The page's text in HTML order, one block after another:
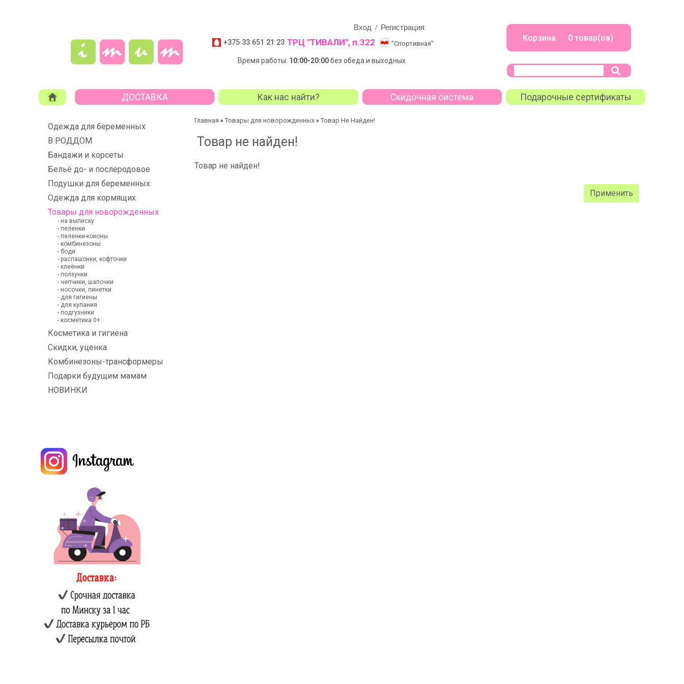
Вход / Регистрация
+375 33 651 21 23 ТРЦ "ТИВАЛИ", п.322 "Спортивная"
Время работы: 10:00-20:00без обеда и выходных
Корзина 0 товар(ов)
ДОСТАВКА Как нас найти? Скидочная система Подарочные сертификаты
Одежда для беременных
В РОДДОМ
Бандажи и корсеты
Бельё до- и послеродовое
Подушки для беременных
Одежда для кормящих
Товары для новорожденных
- на выписку
- пеленки
- пеленки-коконы
- комбинезоны
- боди
- распашонки, кофточки
- клеёнки
- ползунки
- чепчики, шапочки
- носочки, пинетки
- для гигиены
- для купания
- подгузники
- косметика 0+
Косметика и гигиена
Скидки, уценка
Комбинезоны-трансформеры
Подарки будущим мамам
НОВИНКИ
Главная » Товары для новорожденных » Товар Не Найден!
Товар не найден!
Товар не найден!
Применить